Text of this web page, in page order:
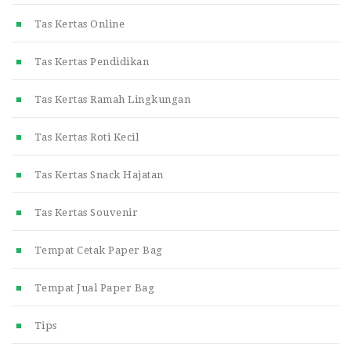
Tas Kertas Online
Tas Kertas Pendidikan
Tas Kertas Ramah Lingkungan
Tas Kertas Roti Kecil
Tas Kertas Snack Hajatan
Tas Kertas Souvenir
Tempat Cetak Paper Bag
Tempat Jual Paper Bag
Tips